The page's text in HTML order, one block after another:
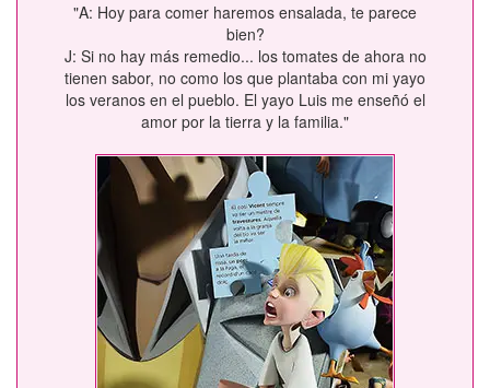
"A: Hoy para comer haremos ensalada, te parece
bien?
J: Si no hay más remedio... los tomates de ahora no
tienen sabor, no como los que plantaba con mi yayo
los veranos en el pueblo. El yayo Luis me enseñó el
amor por la tierra y la familia."